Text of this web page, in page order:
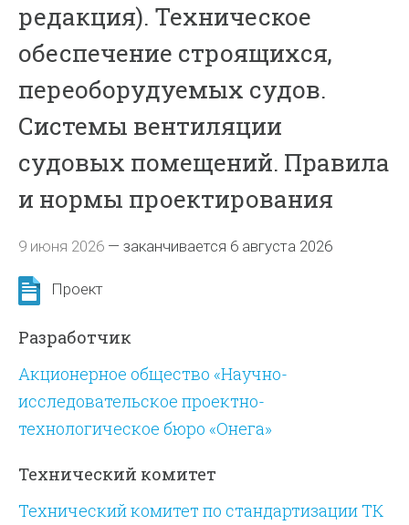
редакция). Техническое
обеспечение строящихся,
переоборудуемых судов.
Системы вентиляции
судовых помещений. Правила
и нормы проектирования
9 июня 2026 —заканчивается 6 августа 2026
Проект
Разработчик
Акционерное общество «Научно-
исследовательское проектно-
технологическое бюро «Онега»
Технический комитет
Технический комитет по стандартизации ТК